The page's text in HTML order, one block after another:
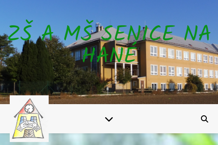
ZŠ A MŠ SENICE NA
HANÉ